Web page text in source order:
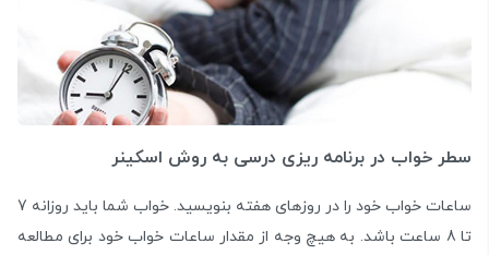
سطر خواب در برنامه ریزی درسی به روش اسکینر
ساعات خواب خود را در روزهای هفته بنویسید. خواب شما باید روزانه 7
تا 8 ساعت باشد. به هیچ وجه از مقدار ساعات خواب خود برای مطالعه